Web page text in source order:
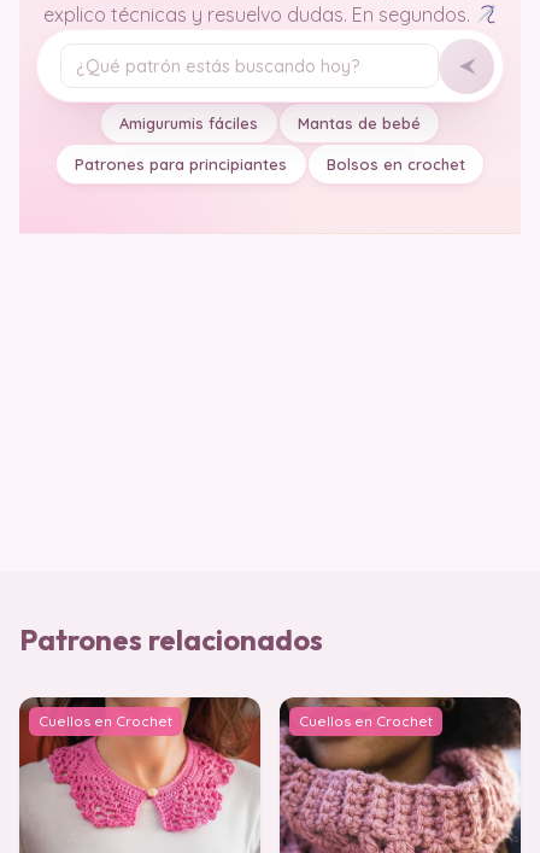
explico técnicas y resuelvo dudas. En segundos.
Tu pregunta
Amigurumis fáciles Mantas de bebé
Patrones para principiantes Bolsos en crochet
Patrones relacionados
Cuellos en Crochet Cuellos en Crochet